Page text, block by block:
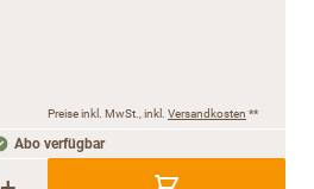
Preise inkl. MwSt., inkl. Versandkosten **
Abo verfügbar